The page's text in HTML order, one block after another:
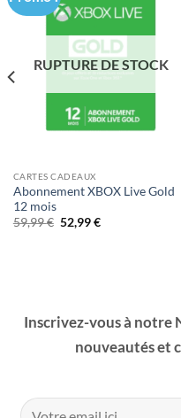
à la liste
souhaits
RUPTURE DE STOCK
CARTES CADEAUX
Abonnement XBOX Live Gold
12 mois
59,99€ Le
prix
52,99€Le
Inscrivez-vous à notre
nouveautés et